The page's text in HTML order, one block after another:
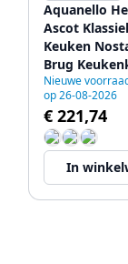
Aquanello
Ascot
Keuken
Brug
Brons met
Kruishendels
HM
Nieuwe
op 26-08-2026
€ 221,74
In